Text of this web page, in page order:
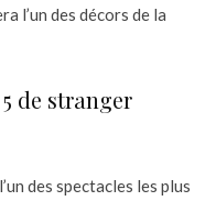
l’un des décors de la
de stranger
des spectacles les plus